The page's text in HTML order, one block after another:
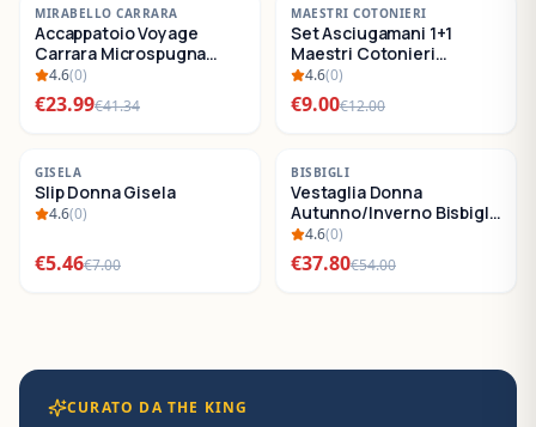
-42%
SALDI
MIRABELLO CARRARA
Accappatoio Voyage
Carrara Microspugna
Cotone
4.6(0)
€23.99€41.34
-25%
SALDI
MAESTRI COTONIERI
Set Asciugamani 1+1
Maestri Cotonieri
Eternity Spugna di
Cotone
4.6(0)
€9.00€12.00
-22 %
SALDI
GISELA
Slip Donna Gisela
4.6(0)
€5.46€7.00
-30 %
SALDI
BISBIGLI
Vestaglia Donna
Autunno/Inverno Bisbigli
BO288632
4.6(0)
€37.80€54.00
CURATO DA THE KING